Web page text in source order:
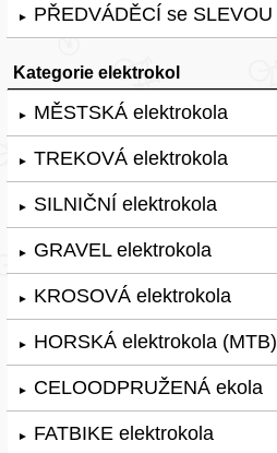
► PŘEDVÁDĚCÍ se SLEVOU
Kategorie elektrokol
► MĚSTSKÁ elektrokola
► TREKOVÁ elektrokola
► SILNIČNÍ elektrokola
► GRAVEL elektrokola
► KROSOVÁ elektrokola
► HORSKÁ elektrokola (MTB)
► CELOODPRUŽENÁ ekola
► FATBIKE elektrokola